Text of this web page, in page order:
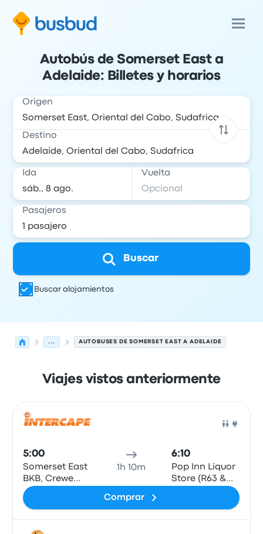
Autobús de Somerset East a
Adelaide: Billetes y horarios
Origen
Destino
Ida Vuelta
Pasajeros
Buscar
Buscar alojamientos
... AUTOBUSES DE SOMERSET EAST A ADELAIDE
Viajes vistos anteriormente
5:00
Somerset East
BKB, Crewe
Browne Av.
1h 10m
6:10
Pop Inn Liquor
Store (R63 &
Stringfellow St)
Comprar